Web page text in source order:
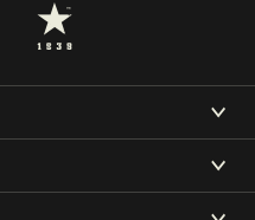
NOVIDADES
ESPORTS